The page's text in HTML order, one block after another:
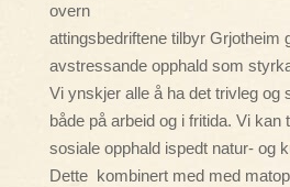
overn
attingsbedriftene tilbyr Grjotheim
avstressande opphald som
Vi ynskjer alle å ha det trivleg og
både på arbeid og i fritida. Vi kan
sosiale opphald ispedt natur- og
Dette kombinert med med